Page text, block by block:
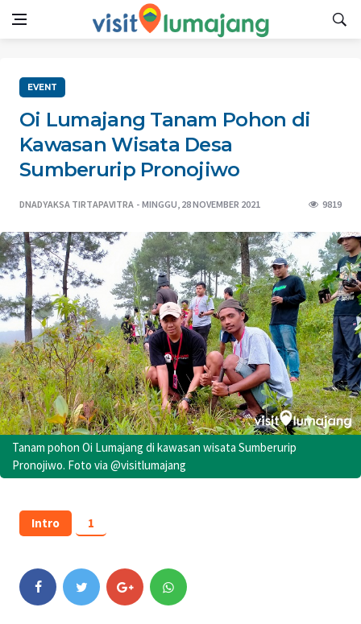
EVENT
Oi Lumajang Tanam Pohon di
Kawasan Wisata Desa
Sumberurip Pronojiwo
DNADYAKSA TIRTAPAVITRA MINGGU, 28 NOVEMBER 2021 9819
Tanam pohon Oi Lumajang di kawasan wisata Sumberurip
Pronojiwo. Foto via @visitlumajang
Intro 1